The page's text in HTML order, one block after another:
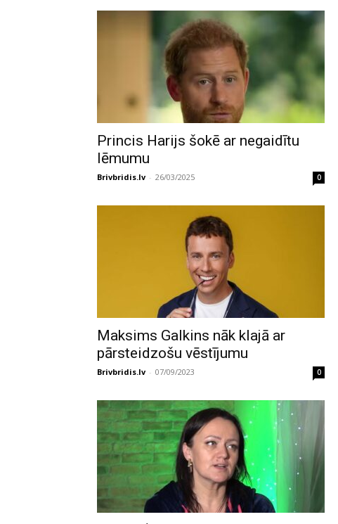
Princis Harijs šokē ar negaidītu
lēmumu
Brivbridis.lv - 26/03/2025 0
Maksims Galkins nāk klajā ar
pārsteidzošu vēstījumu
Brivbridis.lv - 07/09/2023 0